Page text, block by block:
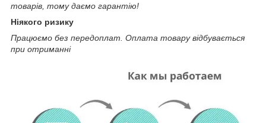
товарів, тому даємо гарантію!
Ніякого ризику
Працюємо без передоплат. Оплата товару відбувається
при отриманні